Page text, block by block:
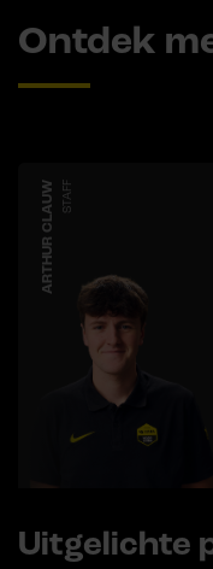
Ontdek
ARTHUR CLAUW STAFF
Uitgelichte